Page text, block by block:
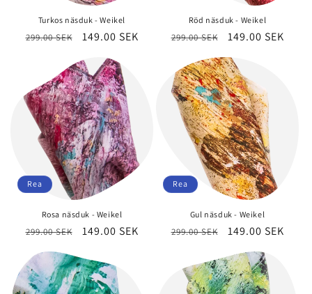
Turkos näsduk - Weikel
Ordinarie
299.00 SEK Försäljningspris
149.00 SEK
Röd näsduk - Weikel
Ordinarie
299.00 SEK 149.00 SEK
Rea
Rosa näsduk - Weikel
Ordinarie
299.00 SEK Försäljningspris
149.00 SEK
Rea
Gul näsduk - Weikel
Ordinarie
299.00 SEK 149.00 SEK